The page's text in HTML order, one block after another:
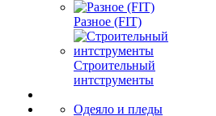
Разное (FIT)
Строительный
интструменты
Одеяло и пледы